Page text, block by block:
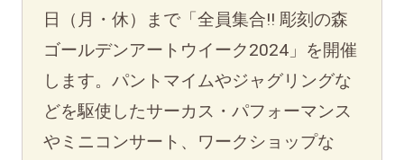
日（月・休）まで「全員集合!! 彫刻の森
ゴールデンアートウイーク2024」を開催
します。パントマイムやジャグリングな
どを駆使したサーカス・パフォーマンス
やミニコンサート、ワークショップな